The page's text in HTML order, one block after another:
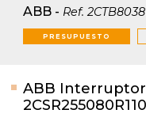
ABB - Ref.
PRESUPUESTO
ABB